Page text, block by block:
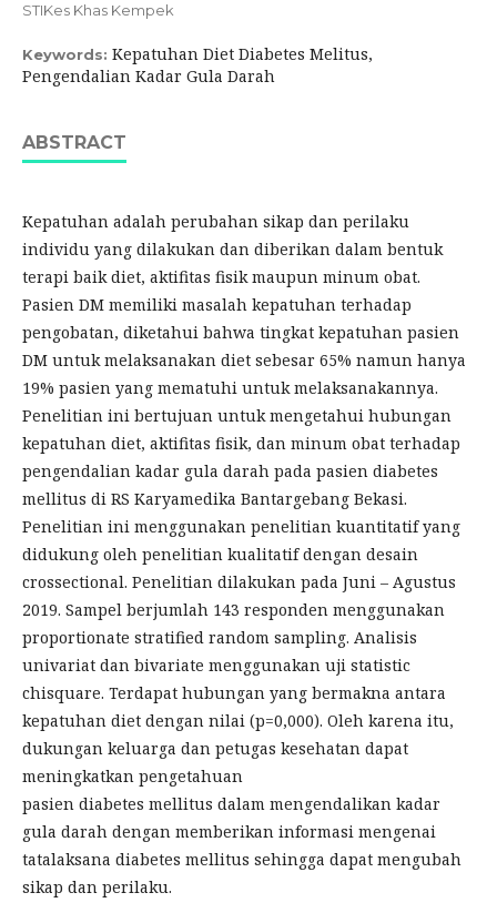
STIKes Khas Kempek
Keywords: Kepatuhan Diet Diabetes Melitus,
Pengendalian Kadar Gula Darah
ABSTRACT
Kepatuhan adalah perubahan sikap dan perilaku
individu yang dilakukan dan diberikan dalam bentuk
terapi baik diet, aktifitas fisik maupun minum obat.
Pasien DM memiliki masalah kepatuhan terhadap
pengobatan, diketahui bahwa tingkat kepatuhan pasien
DM untuk melaksanakan diet sebesar 65% namun hanya
19% pasien yang mematuhi untuk melaksanakannya.
Penelitian ini bertujuan untuk mengetahui hubungan
kepatuhan diet, aktifitas fisik, dan minum obat terhadap
pengendalian kadar gula darah pada pasien diabetes
mellitus di RS Karyamedika Bantargebang Bekasi.
Penelitian ini menggunakan penelitian kuantitatif yang
didukung oleh penelitian kualitatif dengan desain
crossectional. Penelitian dilakukan pada Juni – Agustus
2019. Sampel berjumlah 143 responden menggunakan
proportionate stratified random sampling. Analisis
univariat dan bivariate menggunakan uji statistic
chisquare. Terdapat hubungan yang bermakna antara
kepatuhan diet dengan nilai (p=0,000). Oleh karena itu,
dukungan keluarga dan petugas kesehatan dapat
meningkatkan pengetahuan
pasien diabetes mellitus dalam mengendalikan kadar
gula darah dengan memberikan informasi mengenai
tatalaksana diabetes mellitus sehingga dapat mengubah
sikap dan perilaku.